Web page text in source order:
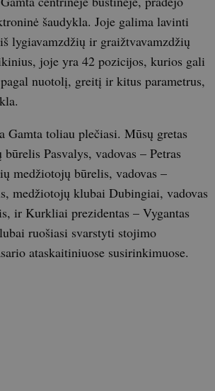
šaudykla. Joje galima lavinti
lygiavamzdžių ir graižtvavamzdžių
joje yra 42 pozicijos, kurios gali
nuotolį, greitį ir kitus parametrus,
Gamta toliau plečiasi. Mūsų gretas
Pasvalys, vadovas – Petras
medžiotojų būrelis, vadovas –
medžiotojų klubai Dubingiai, vadovas
ir Kurkliai prezidentas – Vygantas
ruošiasi svarstyti stojimo
ataskaitiniuose susirinkimuose.